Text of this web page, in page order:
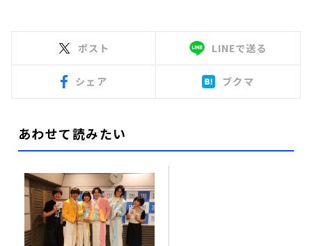
ポスト LINEで送る
シェア ブクマ
あわせて読みたい